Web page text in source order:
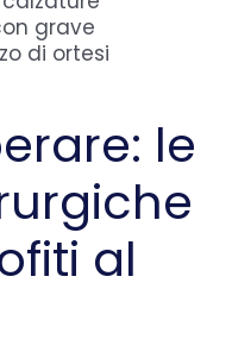
grave
di ortesi
le
al